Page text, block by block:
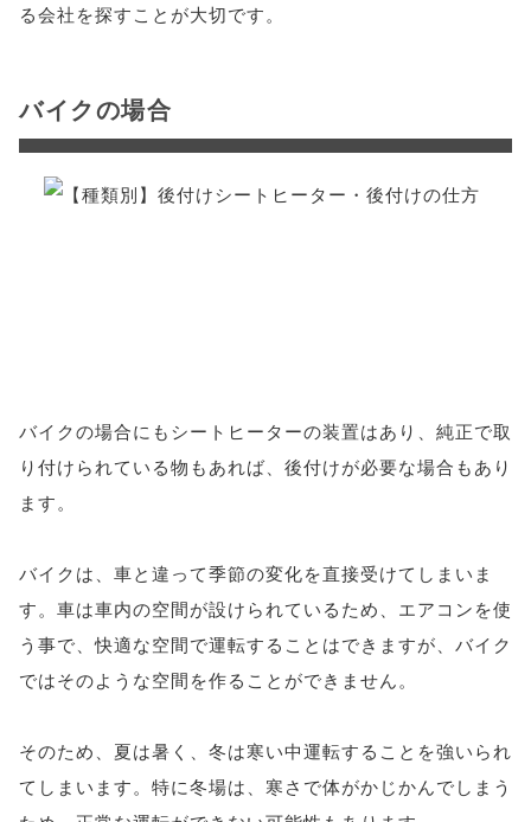
る会社を探すことが大切です。
バイクの場合
バイクの場合にもシートヒーターの装置はあり、純正で取
り付けられている物もあれば、後付けが必要な場合もあり
ます。
バイクは、車と違って季節の変化を直接受けてしまいま
す。車は車内の空間が設けられているため、エアコンを使
う事で、快適な空間で運転することはできますが、バイク
ではそのような空間を作ることができません。
そのため、夏は暑く、冬は寒い中運転することを強いられ
てしまいます。特に冬場は、寒さで体がかじかんでしまう